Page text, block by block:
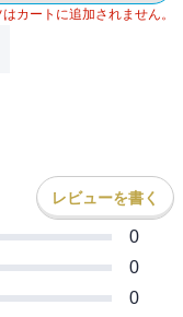
カートに追加されません。
レビューを書く
0
0
0